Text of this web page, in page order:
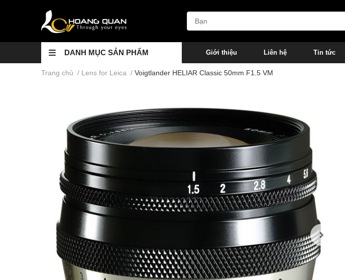
DANH MỤC SẢN PHẨM Giới thiệu Liên hệ Tin tức
Trang chủ / Lens for Leica / Voigtlander HELIAR Classic 50mm F1.5 VM